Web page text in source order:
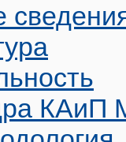
КАиП